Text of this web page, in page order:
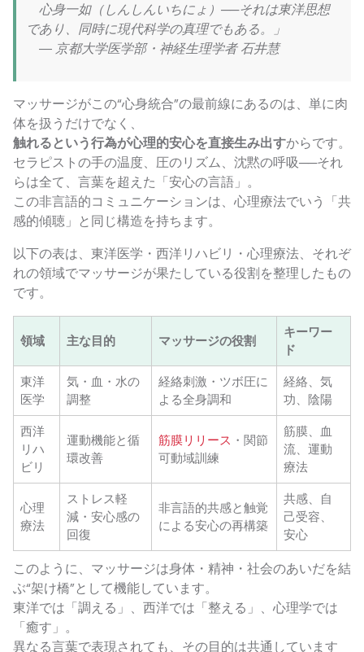
心身一如（しんしんいちにょ）──それは東洋思想
であり、同時に現代科学の真理でもある。」
― 京都大学医学部・神経生理学者 石井慧
マッサージがこの“心身統合”の最前線にあるのは、単に肉
体を扱うだけでなく、
触れるという行為が心理的安心を直接生み出すからです。
セラピストの手の温度、圧のリズム、沈黙の呼吸──それ
らは全て、言葉を超えた「安心の言語」。
この非言語的コミュニケーションは、心理療法でいう「共
感的傾聴」と同じ構造を持ちます。
以下の表は、東洋医学・西洋リハビリ・心理療法、それぞ
れの領域でマッサージが果たしている役割を整理したもの
です。
領域 主な目的 マッサージの役割
キーワー
ド
東洋
医学
気・血・水の
調整
経絡刺激・ツボ圧に
よる全身調和
経絡、気
功、陰陽
西洋
リハ
ビリ
運動機能と循
環改善
筋膜リリース ・関節
可動域訓練
筋膜、血
流、運動
療法
心理
療法
ストレス軽
減・安心感の
回復
非言語的共感と触覚
による安心の再構築
共感、自
己受容、
安心
このように、マッサージは身体・精神・社会のあいだを結
ぶ“架け橋”として機能しています。
東洋では「調える」、西洋では「整える」、心理学では
「癒す」。
異なる言葉で表現されても、その目的は共通しています